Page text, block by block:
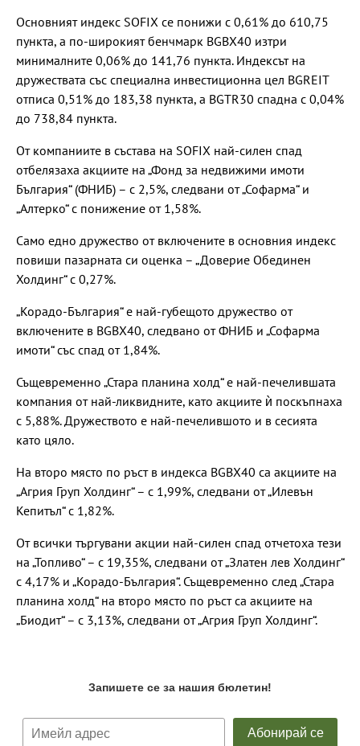
Основният индекс SOFIX се понижи с 0,61% до 610,75
пункта, а по-широкият бенчмарк BGBX40 изтри
минималните 0,06% до 141,76 пункта. Индексът на
дружествата със специална инвестиционна цел BGREIT
отписа 0,51% до 183,38 пункта, а BGTR30 спадна с 0,04%
до 738,84 пункта.
От компаниите в състава на SOFIX най-силен спад
отбелязаха акциите на „Фонд за недвижими имоти
България“ (ФНИБ) – с 2,5%, следвани от „Софарма“ и
„Алтерко“ с понижение от 1,58%.
Само едно дружество от включените в основния индекс
повиши пазарната си оценка – „Доверие Обединен
Холдинг“ с 0,27%.
„Корадо-България“ е най-губещото дружество от
включените в BGBX40, следвано от ФНИБ и „Софарма
имоти“ със спад от 1,84%.
Същевременно „Стара планина холд“ е най-печелившата
компания от най-ликвидните, като акциите ѝ поскъпнаха
с 5,88%. Дружеството е най-печелившото и в сесията
като цяло.
На второ място по ръст в индекса BGBX40 са акциите на
„Агрия Груп Холдинг“ – с 1,99%, следвани от „Илевън
Кепитъл“ с 1,82%.
От всички търгувани акции най-силен спад отчетоха тези
на „Топливо“ – с 19,35%, следвани от „Златен лев Холдинг“
с 4,17% и „Корадо-България“. Същевременно след „Стара
планина холд“ на второ място по ръст са акциите на
„Биодит“ – с 3,13%, следвани от „Агрия Груп Холдинг“.